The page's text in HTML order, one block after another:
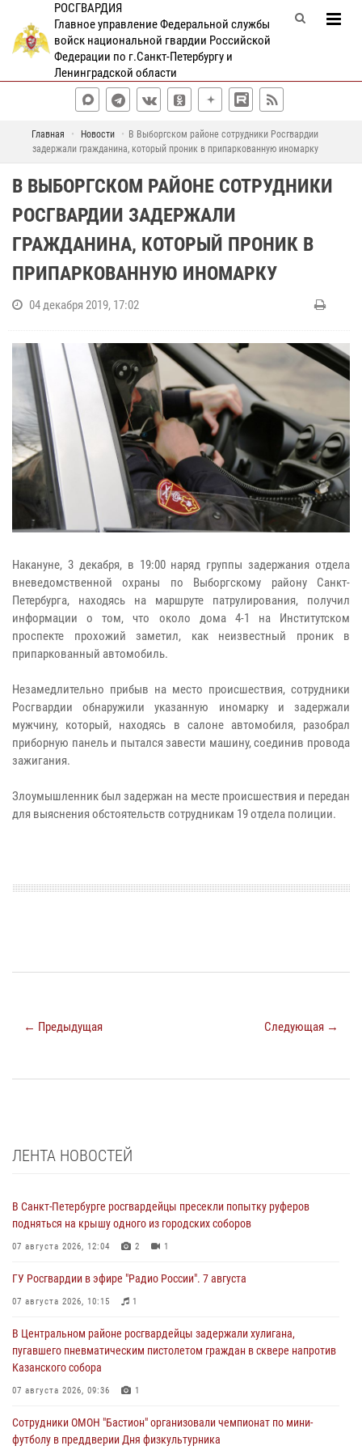
РОСГВАРДИЯ
Главное управление Федеральной службы
войск национальной гвардии Российской
Федерации по г.Санкт-Петербургу и
Ленинградской области
Главная Новости
В Выборгском районе сотрудники Росгвардии
задержали гражданина, который проник в припаркованную иномарку
В ВЫБОРГСКОМ РАЙОНЕ СОТРУДНИКИ
РОСГВАРДИИ ЗАДЕРЖАЛИ
ГРАЖДАНИНА, КОТОРЫЙ ПРОНИК В
ПРИПАРКОВАННУЮ ИНОМАРКУ
04 декабря 2019, 17:02
Накануне, 3 декабря, в 19:00 наряд группы задержания отдела
вневедомственной охраны по Выборгскому району Санкт-
Петербурга, находясь на маршруте патрулирования, получил
информации о том, что около дома 4-1 на Институтском
проспекте прохожий заметил, как неизвестный проник в
припаркованный автомобиль.
Незамедлительно прибыв на место происшествия, сотрудники
Росгвардии обнаружили указанную иномарку и задержали
мужчину, который, находясь в салоне автомобиля, разобрал
приборную панель и пытался завести машину, соединив провода
зажигания.
Злоумышленник был задержан на месте происшествия и передан
для выяснения обстоятельств сотрудникам 19 отдела полиции.
← Предыдущая Следующая →
ЛЕНТА НОВОСТЕЙ
В Санкт-Петербурге росгвардейцы пресекли попытку руферов
подняться на крышу одного из городских соборов
07 августа 2026, 12:04 2 1
ГУ Росгвардии в эфире "Радио России". 7 августа
07 августа 2026, 10:15 1
В Центральном районе росгвардейцы задержали хулигана,
пугавшего пневматическим пистолетом граждан в сквере напротив
Казанского собора
07 августа 2026, 09:36 1
Сотрудники ОМОН "Бастион" организовали чемпионат по мини-
футболу в преддверии Дня физкультурника